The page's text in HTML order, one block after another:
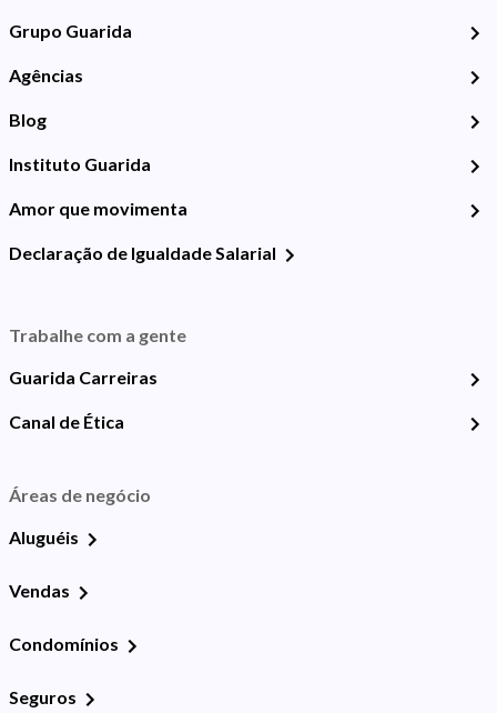
Grupo Guarida
Agências
Blog
Instituto Guarida
Amor que movimenta
Declaração de Igualdade Salarial
Trabalhe com a gente
Guarida Carreiras
Canal de Ética
Áreas de negócio
Aluguéis
Vendas
Condomínios
Seguros